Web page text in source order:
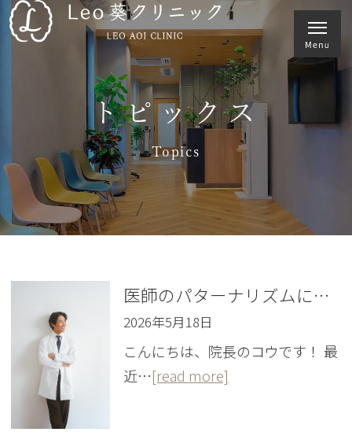
トピックス
Topics
医師のパターナリズムについて思うこと
2026年5月18日
こんにちは、院長のコウです！ 最
近…[read more]